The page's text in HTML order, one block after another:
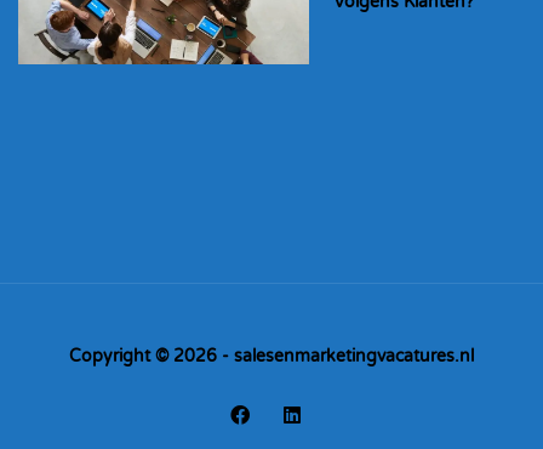
Copyright © 2026 - salesenmarketingvacatures.nl